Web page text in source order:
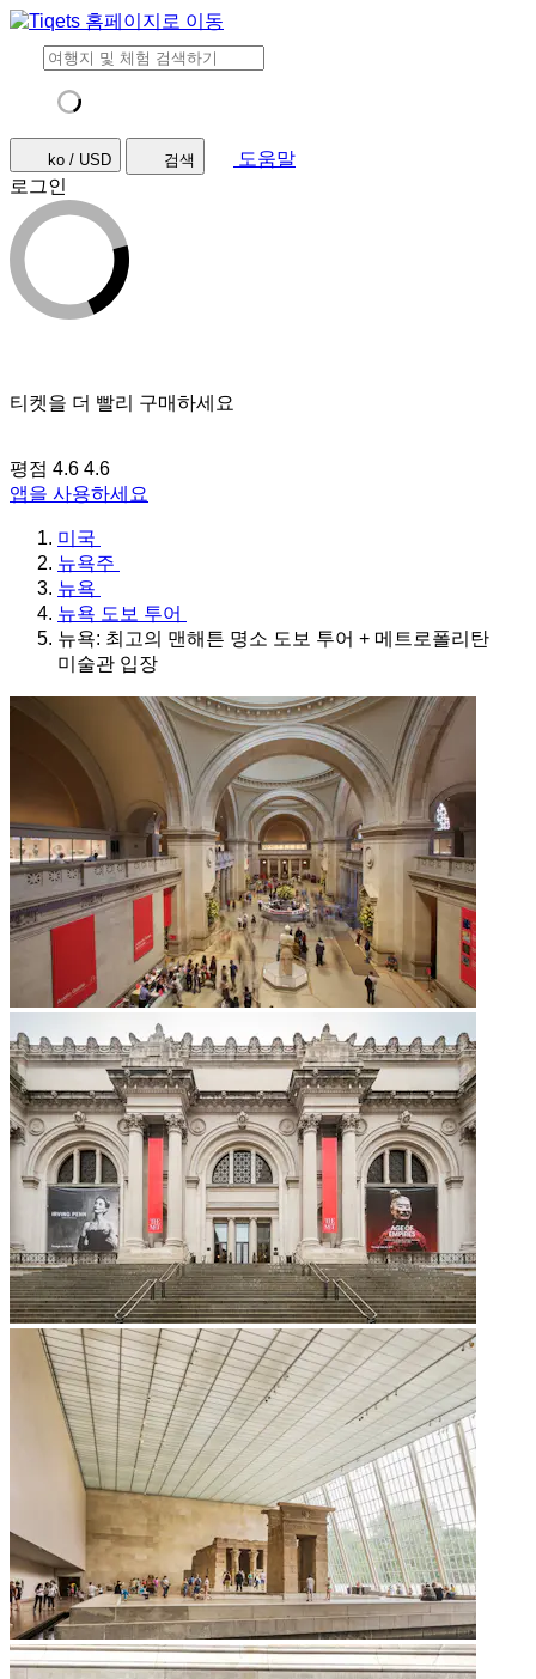
ko / USD 검색
도움말
로그인
티켓을 더 빨리 구매하세요
평점 4.6 4.6
앱을 사용하세요
미국
뉴욕주
뉴욕
뉴욕 도보 투어
뉴욕: 최고의 맨해튼 명소 도보 투어 + 메트로폴리탄
미술관 입장